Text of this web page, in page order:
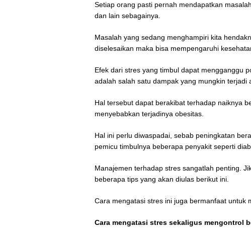
Setiap orang pasti pernah mendapatkan
dan lain sebagainya.
Masalah yang sedang menghampiri kita
diselesaikan maka bisa mempengaruhi
Efek dari stres yang timbul dapat mengganggu
adalah salah satu dampak yang mungkin terjadi
Hal tersebut dapat berakibat terhadap naiknya
menyebabkan terjadinya obesitas.
Hal ini perlu diwaspadai, sebab peningkatan
pemicu timbulnya beberapa penyakit seperti
Manajemen terhadap stres sangatlah penting.
beberapa tips yang akan diulas berikut ini.
Cara mengatasi stres ini juga bermanfaat untuk
Cara mengatasi stres sekaligus mengontrol